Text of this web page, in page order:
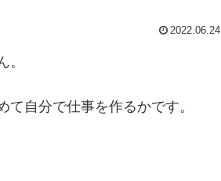
2022.06.24
。
自分で仕事を作るかです。